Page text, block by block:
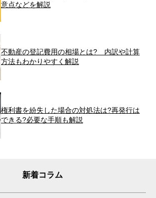
意点などを解説
不動産の登記費用の相場とは? 内訳や計算
方法もわかりやすく解説
権利書を紛失した場合の対処法は?再発行は
できる?必要な手順も解説
新着コラム